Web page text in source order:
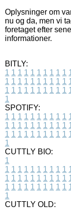
Oplysninger om
nu og da, men vi
foretaget efter
informationer.
BITLY:
1 1 1 1 1 1 1 1 1 1
1 1 1 1 1 1 1 1 1 1
1 1 1 1 1 1 1 1 1 1
1
SPOTIFY:
1 1 1 1 1 1 1 1 1 1
1 1 1 1 1 1 1 1 1 1
1 1 1 1 1 1 1 1 1 1
1
CUTTLY BIO:
1
1 1 1 1 1 1 1 1 1 1
1 1 1 1 1 1 1 1 1 1
1 1 1 1 1 1 1 1 1 1
1
CUTTLY OLD: